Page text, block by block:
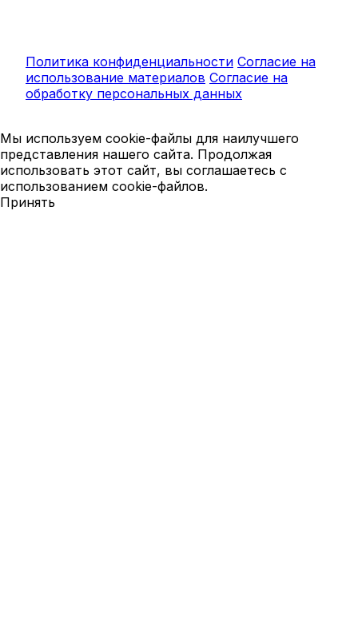
Политика конфиденциальности Согласие на
использование материалов Согласие на
обработку персональных данных
Мы используем cookie-файлы для наилучшего
представления нашего сайта. Продолжая
использовать этот сайт, вы соглашаетесь с
использованием cookie-файлов.
Принять